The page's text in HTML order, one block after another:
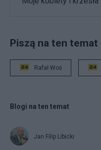
Piszą na ten temat
Rafał Woś
Blogi na ten temat
Jan Filip Libicki